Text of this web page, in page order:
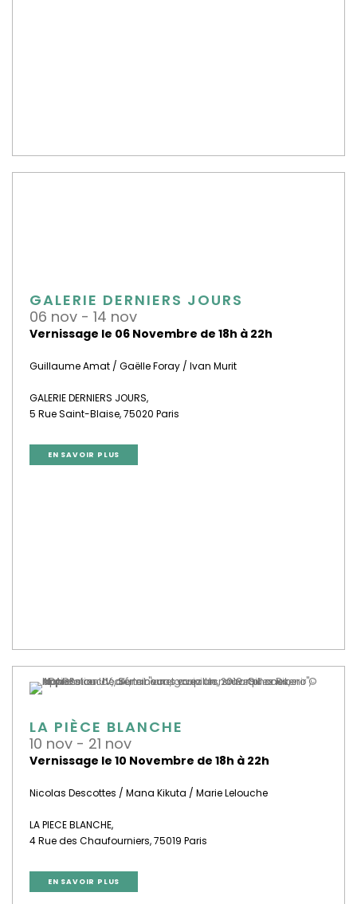
GALERIE DERNIERS JOURS
06 nov - 14 nov
Vernissage le 06 Novembre de 18h à 22h
Guillaume Amat / Gaëlle Foray / Ivan Murit
GALERIE DERNIERS JOURS,
5 Rue Saint-Blaise, 75020 Paris
EN SAVOIR PLUS
LA PIÈCE BLANCHE
10 nov - 21 nov
Vernissage le 10 Novembre de 18h à 22h
Nicolas Descottes / Mana Kikuta / Marie Lelouche
LA PIECE BLANCHE,
4 Rue des Chaufourniers, 75019 Paris
EN SAVOIR PLUS